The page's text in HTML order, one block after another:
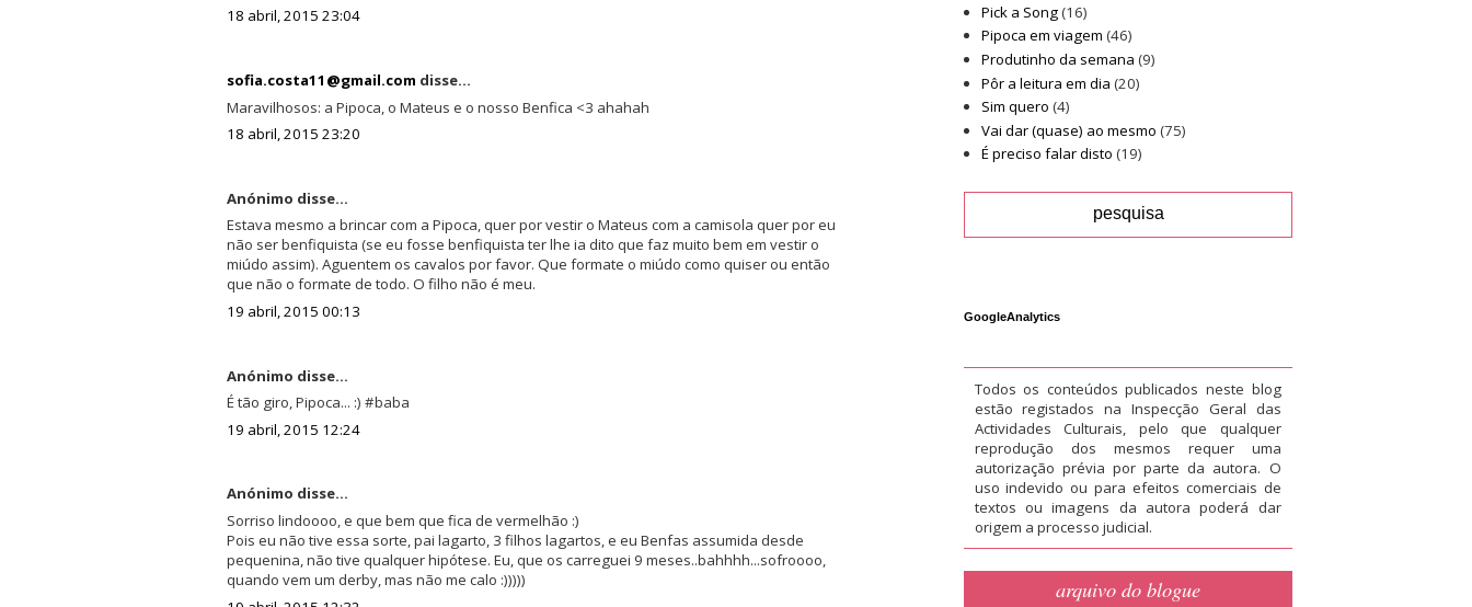
18 abril, 2015 23:04
sofia.costa11@gmail.com disse...
Maravilhosos: a Pipoca, o Mateus e o nosso Benfica <3 ahahah
18 abril, 2015 23:20
Anónimo disse...
Estava mesmo a brincar com a Pipoca, quer por vestir o Mateus com a camisola quer por eu
não ser benfiquista (se eu fosse benfiquista ter lhe ia dito que faz muito bem em vestir o
miúdo assim). Aguentem os cavalos por favor. Que formate o miúdo como quiser ou então
que não o formate de todo. O filho não é meu.
19 abril, 2015 00:13
Anónimo disse...
É tão giro, Pipoca... :) #baba
19 abril, 2015 12:24
Anónimo disse...
Sorriso lindoooo, e que bem que fica de vermelhão :)
Pois eu não tive essa sorte, pai lagarto, 3 filhos lagartos, e eu Benfas assumida desde
pequenina, não tive qualquer hipótese. Eu, que os carreguei 9 meses..bahhhh...sofroooo,
quando vem um derby, mas não me calo :)))))
Pick a Song(16)
Pipoca em viagem (46)
Produtinho da semana (9)
Pôr a leitura em dia (20)
Sim quero (4)
Vai dar (quase) ao mesmo (75)
É preciso falar disto (19)
GoogleAnalytics
Todos os conteúdos publicados neste blog
estão registados na Inspecção Geral das
Actividades Culturais, pelo que qualquer
reprodução dos mesmos requer uma
autorização prévia por parte da autora. O
uso indevido ou para efeitos comerciais de
textos ou imagens da autora poderá dar
origem a processo judicial.
arquivo do blogue